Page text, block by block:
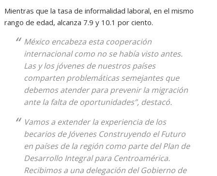
Mientras que la tasa de informalidad laboral, en el mismo
rango de edad, alcanza 7.9 y 10.1 por ciento.
México encabeza esta cooperación
internacional como no se había visto antes.
Las y los jóvenes de nuestros países
comparten problemáticas semejantes que
debemos atender para prevenir la migración
ante la falta de oportunidades”, destacó.
Vamos a extender la experiencia de los
becarios de Jóvenes Construyendo el Futuro
en países de la región como parte del Plan de
Desarrollo Integral para Centroamérica.
Recibimos a una delegación del Gobierno de